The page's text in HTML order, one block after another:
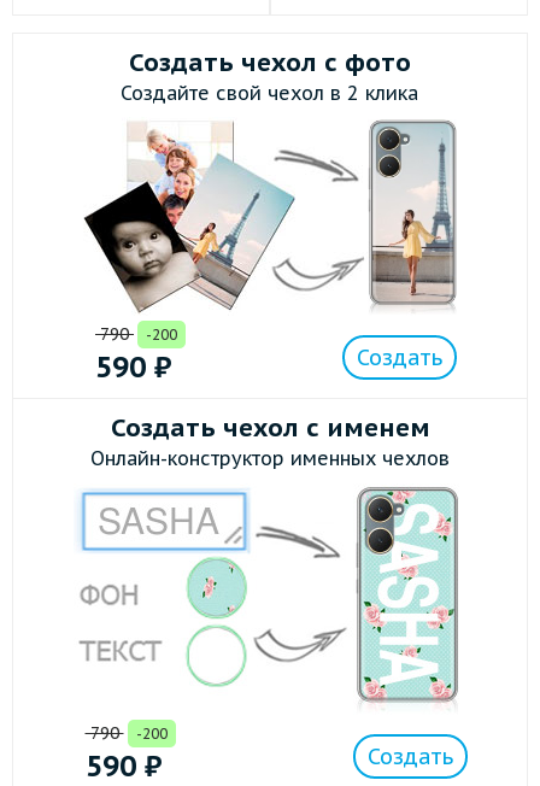
Создать чехол с фото
Создайте свой чехол в 2 клика
790 -200
590₽ Создать
Создать чехол с именем
Онлайн-конструктор именных чехлов
790 -200
590 ₽ Создать